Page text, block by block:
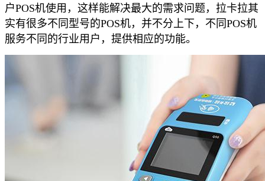
户POS机使用，这样能解决最大的需求问题，拉卡拉其
实有很多不同型号的POS机，并不分上下，不同POS机
服务不同的行业用户，提供相应的功能。